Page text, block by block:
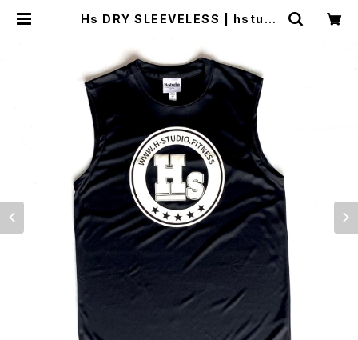
Hs DRY SLEEVELESS | hstudi